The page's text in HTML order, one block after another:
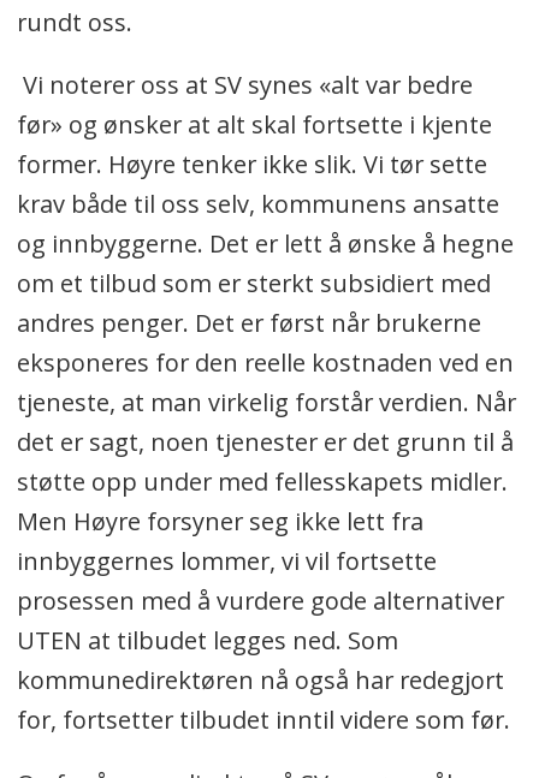
rundt oss.
Vi noterer oss at SV synes «alt var bedre
før» og ønsker at alt skal fortsette i kjente
former. Høyre tenker ikke slik. Vi tør sette
krav både til oss selv, kommunens ansatte
og innbyggerne. Det er lett å ønske å hegne
om et tilbud som er sterkt subsidiert med
andres penger. Det er først når brukerne
eksponeres for den reelle kostnaden ved en
tjeneste, at man virkelig forstår verdien. Når
det er sagt, noen tjenester er det grunn til å
støtte opp under med fellesskapets midler.
Men Høyre forsyner seg ikke lett fra
innbyggernes lommer, vi vil fortsette
prosessen med å vurdere gode alternativer
UTEN at tilbudet legges ned. Som
kommunedirektøren nå også har redegjort
for, fortsetter tilbudet inntil videre som før.